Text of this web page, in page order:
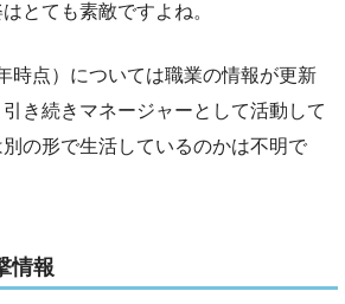
とても素敵ですよね。
時点）については職業の情報が更新
き続きマネージャーとして活動して
の形で生活しているのかは不明で
情報